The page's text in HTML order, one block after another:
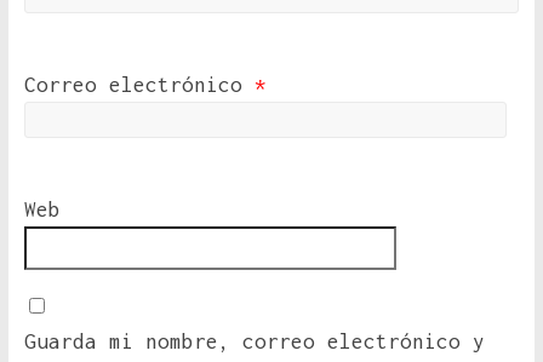
Correo electrónico *
Web
Guarda mi nombre, correo electrónico y